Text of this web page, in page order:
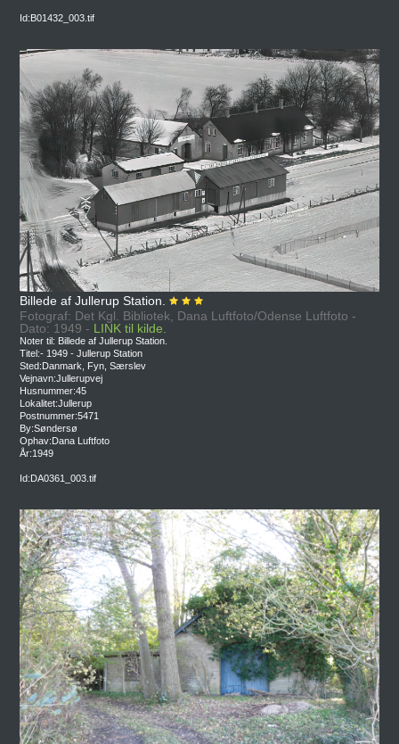
Id:B01432_003.tif
Billede af Jullerup Station.
Fotograf: Det Kgl. Bibliotek, Dana Luftfoto/Odense Luftfoto -
Dato: 1949 - LINK til kilde.
Noter til: Billede af Jullerup Station.
Titel:- 1949 - Jullerup Station
Sted:Danmark, Fyn, Særslev
Vejnavn:Jullerupvej
Husnummer:45
Lokalitet:Jullerup
Postnummer:5471
By:Søndersø
Ophav:Dana Luftfoto
År:1949
Id:DA0361_003.tif